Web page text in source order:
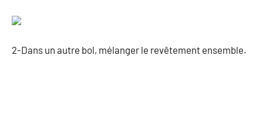
2-Dans un autre bol, mélanger le revêtement ensemble.